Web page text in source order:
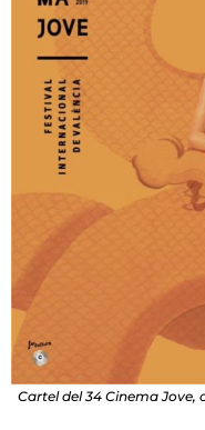
Cartel del 34 Cinema